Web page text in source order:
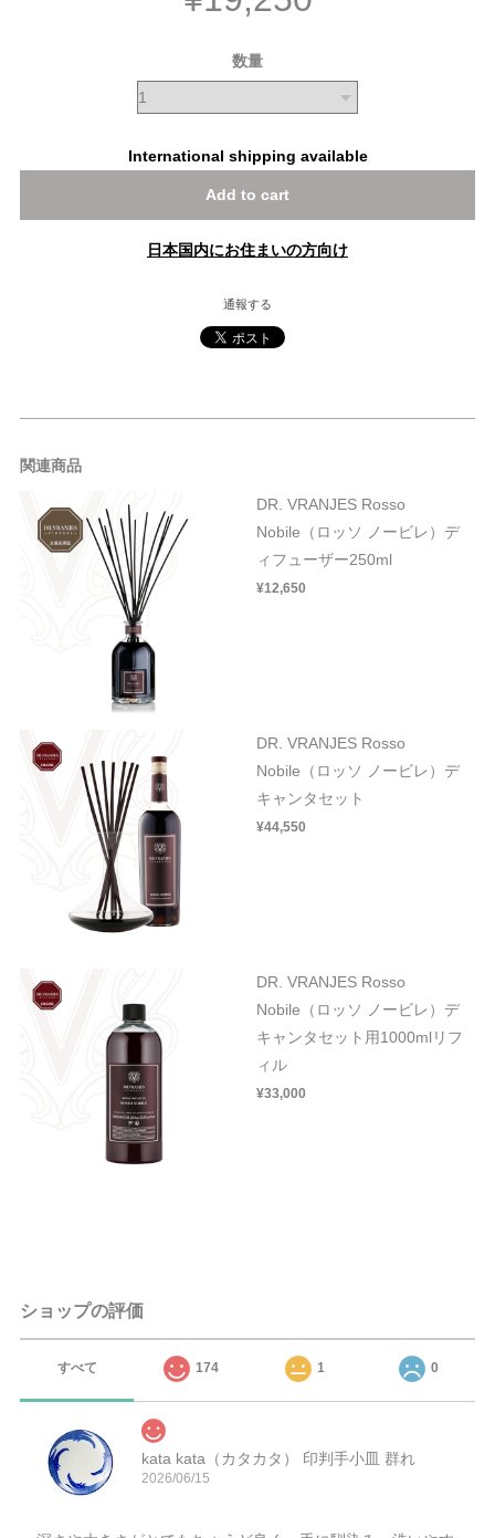
数量
International shipping available
Add to cart
日本国内にお住まいの方向け
通報する
関連商品
DR. VRANJES Rosso
Nobile（ロッソ ノービレ）デ
ィフューザー250ml
¥12,650
DR. VRANJES Rosso
Nobile（ロッソ ノービレ）デ
キャンタセット
¥44,550
DR. VRANJES Rosso
Nobile（ロッソ ノービレ）デ
キャンタセット用1000mlリフ
ィル
¥33,000
ショップの評価
すべて 174 1 0
kata kata（カタカタ） 印判手小皿 群れ
2026/06/15